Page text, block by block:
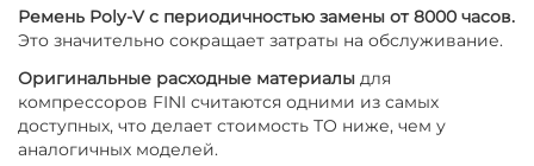
Ремень Poly-V с периодичностью замены от 8000 часов.
Это значительно сокращает затраты на обслуживание.
Оригинальные расходные материалы для
компрессоров FINI считаются одними из самых
доступных, что делает стоимость ТО ниже, чем у
аналогичных моделей.